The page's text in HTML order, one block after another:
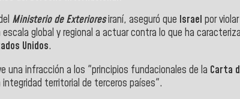
Ministerio de Exterioresiraní, aseguró que Israel por
global y regional a actuar contra lo que ha
Unidos.
una infracción a los "principios fundacionales de la Carta
integridad territorial de terceros países".